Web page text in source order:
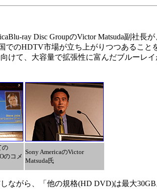
ray Disc GroupのVictor Matsuda副社長
のHDTV市場が立ち上がりつつあること
けて、大容量で拡張性に富んだブルーレ
の
のコメ
Sony AmericaのVictor
Matsuda氏
ながら、「他の規格(HD DVD)は最大